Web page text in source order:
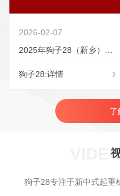
2026-02-07
2025年狗子28（新乡）起重机有限公...
狗子28:详情
了
狗子28专注于新中式起重